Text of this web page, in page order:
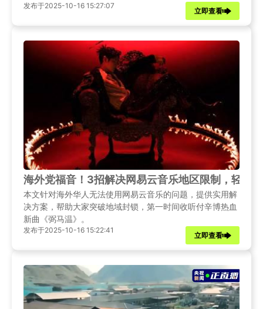
发布于2025-10-16 15:27:07
立即查看
海外党福音！3招解决网易云音乐地区限制，轻松
本文针对海外华人无法使用网易云音乐的问题，提供实用解
决方案，帮助大家突破地域封锁，第一时间收听付辛博热血
新曲《弼马温》。
发布于2025-10-16 15:22:41
立即查看